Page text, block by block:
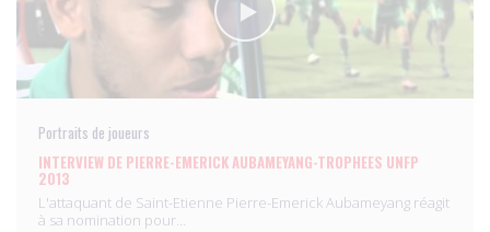
Portraits de joueurs
INTERVIEW DE PIERRE-EMERICK AUBAMEYANG-TROPHEES UNFP
2013
L'attaquant de Saint-Etienne Pierre-Emerick Aubameyang réagit
à sa nomination pour…